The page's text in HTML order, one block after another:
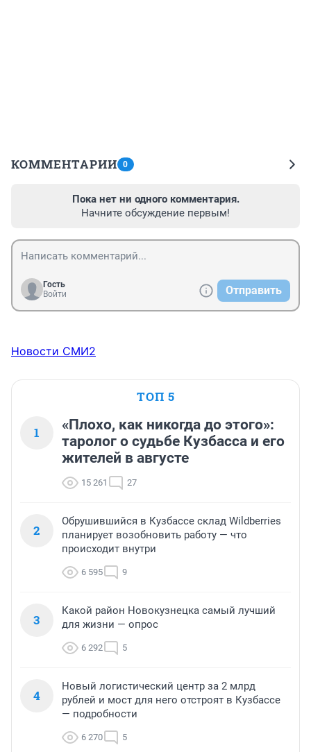
КОММЕНТАРИИ 0
Пока нет ни одного комментария.
Начните обсуждение первым!
Гость
Войти
Отправить
Новости СМИ2
ТОП 5
1
«Плохо, как никогда до этого»:
таролог о судьбе Кузбасса и его
жителей в августе
15 261 27
2
Обрушившийся в Кузбассе склад Wildberries
планирует возобновить работу — что
происходит внутри
6 595 9
3
Какой район Новокузнецка самый лучший
для жизни — опрос
6 292 5
4
Новый логистический центр за 2 млрд
рублей и мост для него отстроят в Кузбассе
— подробности
6 270 5